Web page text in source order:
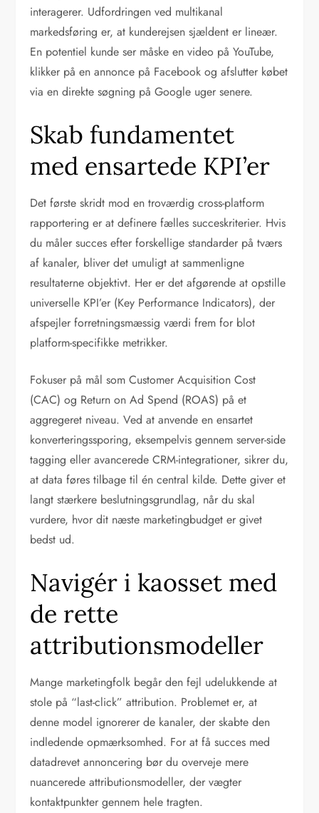
interagerer. Udfordringen ved multikanal
markedsføring er, at kunderejsen sjældent er lineær.
En potentiel kunde ser måske en video på YouTube,
klikker på en annonce på Facebook og afslutter købet
via en direkte søgning på Google uger senere.
Skab fundamentet
med ensartede KPI’er
Det første skridt mod en troværdig cross-platform
rapportering er at definere fælles succeskriterier. Hvis
du måler succes efter forskellige standarder på tværs
af kanaler, bliver det umuligt at sammenligne
resultaterne objektivt. Her er det afgørende at opstille
universelle KPI’er (Key Performance Indicators), der
afspejler forretningsmæssig værdi frem for blot
platform-specifikke metrikker.
Fokuser på mål som Customer Acquisition Cost
(CAC) og Return on Ad Spend (ROAS) på et
aggregeret niveau. Ved at anvende en ensartet
konverteringssporing, eksempelvis gennem server-side
tagging eller avancerede CRM-integrationer, sikrer du,
at data føres tilbage til én central kilde. Dette giver et
langt stærkere beslutningsgrundlag, når du skal
vurdere, hvor dit næste marketingbudget er givet
bedst ud.
Navigér i kaosset med
de rette
attributionsmodeller
Mange marketingfolk begår den fejl udelukkende at
stole på “last-click” attribution. Problemet er, at
denne model ignorerer de kanaler, der skabte den
indledende opmærksomhed. For at få succes med
datadrevet annoncering bør du overveje mere
nuancerede attributionsmodeller, der vægter
kontaktpunkter gennem hele tragten.